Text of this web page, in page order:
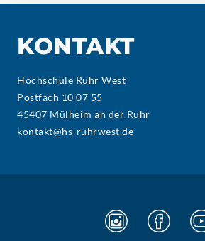
KONTAKT
Hochschule Ruhr West
Postfach 10 07 55
45407 Mülheim an der Ruhr
kontakt@hs-ruhrwest.de